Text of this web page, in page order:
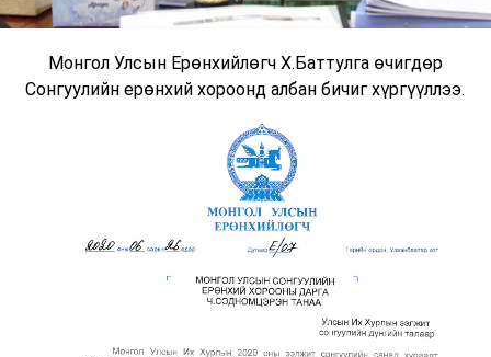
Монгол Улсын Ерөнхийлөгч Х.Баттулга өчигдөр
Сонгуулийн ерөнхий хороонд албан бичиг хүргүүллээ.